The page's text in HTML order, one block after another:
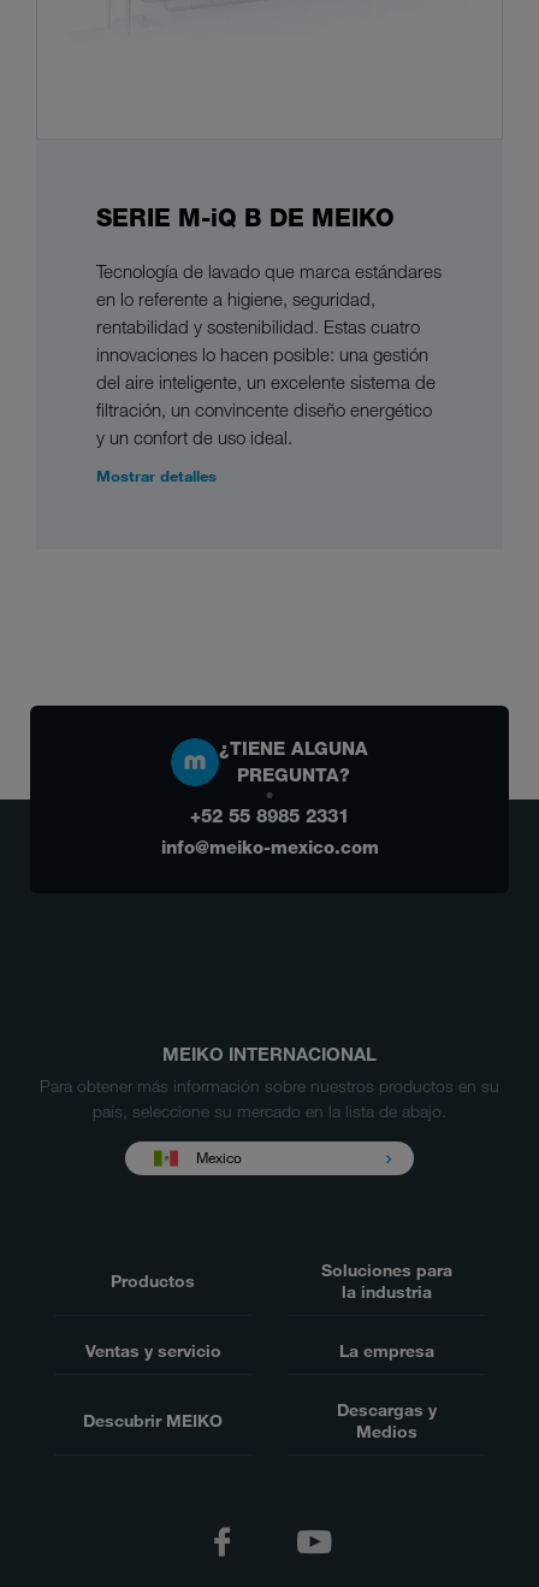
SERIE M-iQ B DE MEIKO
Tecnología de lavado que marca estándares
en lo referente a higiene, seguridad,
rentabilidad y sostenibilidad. Estas cuatro
innovaciones lo hacen posible: una gestión
del aire inteligente, un excelente sistema de
filtración, un convincente diseño energético
y un confort de uso ideal.
Mostrar detalles
¿TIENE ALGUNA
PREGUNTA?
+52 55 8985 2331
info@meiko-mexico.com
MEIKO INTERNACIONAL
Para obtener más información sobre nuestros productos en su
país, seleccione su mercado en la lista de abajo.
Mexico
Productos
Soluciones para
la industria
Ventas y servicio La empresa
Descubrir MEIKO
Descargas y
Medios